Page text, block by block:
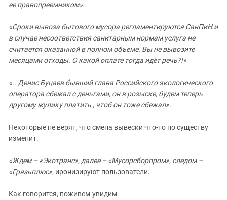
ее правопреемником».
«Сроки вывоза бытового мусора регламентируются СанПиН и
в случае несоответствия санитарным нормам услуга не
считается оказанной в полном объеме. Вы не вывозите
месяцами отходы. О какой оплате тогда идёт речь?!»
«.. Денис Буцаев бывший глава Российского экологического
оператора сбежал с деньгами, он в розыске, будем теперь
другому жулику платить , чтоб он тоже сбежал».
Некоторые не верят, что смена вывески что-то по существу
изменит.
«Ждем – «Экотранс», далее – «Мусорсборпром», следом –
«Грязьплюс», иронизируют пользователи.
Как говорится, поживем-увидим.